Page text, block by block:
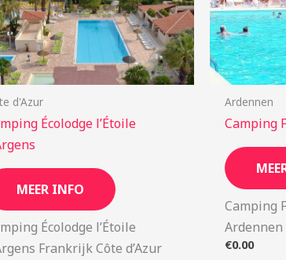
d'Azur
Écolodge l’Étoile
MEER INFO
Écolodge l’Étoile
Frankrijk Côte d’Azur
Ardennen
Camping
Camping
Ardennen
€0.00